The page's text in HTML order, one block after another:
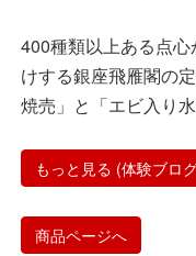
400種類以上ある点心
けする銀座飛雁閣の
焼売」と「エビ入り
もっと見る (体験ブロ
商品ページへ